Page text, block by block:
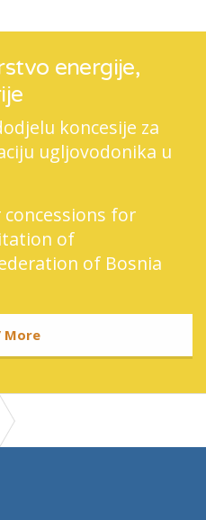
energije,
koncesije za
ugljovodonika u
for
of
of Bosnia
More